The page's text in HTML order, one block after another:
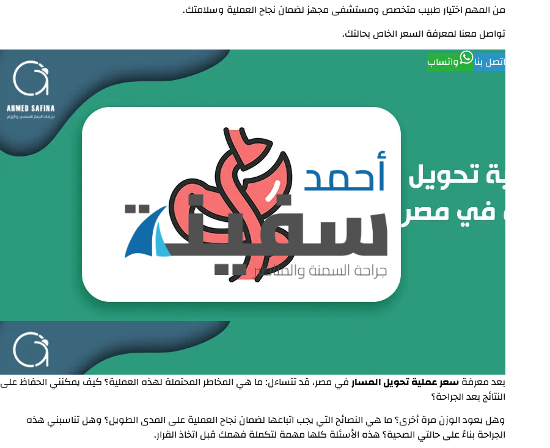
من المهم اختيار طبيب متخصص ومستشفى مجهز لضمان نجاح العملية وسلامتك.
تواصل معنا لمعرفة السعر الخاص بحالتك.
اتصل بنا
واتساب
بعد معرفةسعر عملية تحويل المسارفي مصر، قد تتساءل: ما هي المخاطر المحتملة لهذه العملية؟ كيف يمكنني الحفاظ على
النتائج بعد الجراحة؟
وهل يعود الوزن مرة أخرى؟ ما هي النصائح التي يجب اتباعها لضمان نجاح العملية على المدى الطويل؟ وهل تناسبني هذه
الجراحة بناءً على حالتي الصحية؟ هذه الأسئلة كلها مهمة لتكملة فهمك قبل اتخاذ القرار.